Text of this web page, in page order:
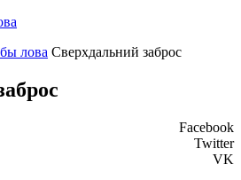
лова Сверхдальний заброс
Facebook
Twitter
VK